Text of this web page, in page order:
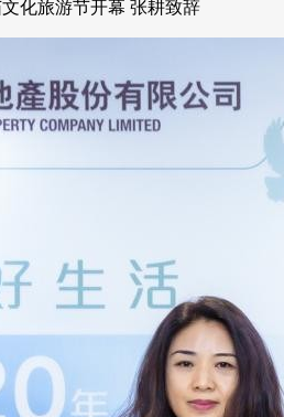
化旅游节开幕 张耕致辞